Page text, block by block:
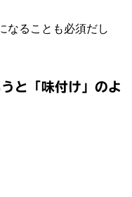
なることも必須だし
と「味付け」のよ